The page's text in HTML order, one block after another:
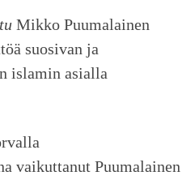
Mikko Puumalainen
suosivan ja
islamin asialla
vaikuttanut Puumalainen